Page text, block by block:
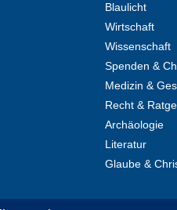
Blaulicht
Wirtschaft
Wissenschaft
Spenden &
Medizin &
Recht &
Archäologie
Literatur
Glaube &